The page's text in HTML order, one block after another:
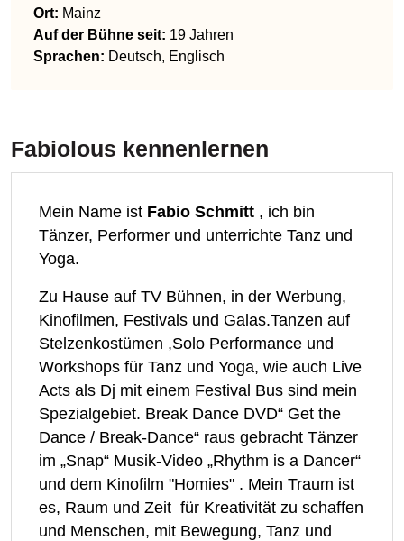
Ort: Mainz
Auf der Bühne seit: 19 Jahren
Sprachen: Deutsch, Englisch
Fabiolous kennenlernen
Mein Name ist Fabio Schmitt , ich bin
Tänzer, Performer und unterrichte Tanz und
Yoga.
Zu Hause auf TV Bühnen, in der Werbung,
Kinofilmen, Festivals und Galas.Tanzen auf
Stelzenkostümen ,Solo Performance und
Workshops für Tanz und Yoga, wie auch Live
Acts als Dj mit einem Festival Bus sind mein
Spezialgebiet. Break Dance DVD“ Get the
Dance / Break-Dance“ raus gebracht Tänzer
im „Snap“ Musik-Video „Rhythm is a Dancer“
und dem Kinofilm "Homies" . Mein Traum ist
es, Raum und Zeit für Kreativität zu schaffen
und Menschen, mit Bewegung, Tanz und